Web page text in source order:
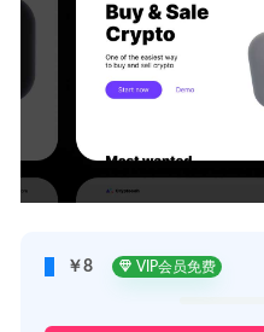
￥8 VIP会员免费